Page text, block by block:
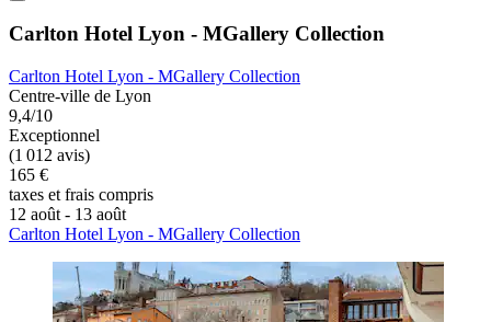
Carlton Hotel Lyon - MGallery Collection
Carlton Hotel Lyon - MGallery Collection
Centre-ville de Lyon
9,4/10
Exceptionnel
(1 012 avis)
165 €
taxes et frais compris
12 août - 13 août
Carlton Hotel Lyon - MGallery Collection